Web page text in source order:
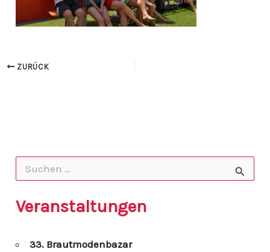
ZURÜCK
h
e
a
Veranstaltungen
33. Brautmodenbazar